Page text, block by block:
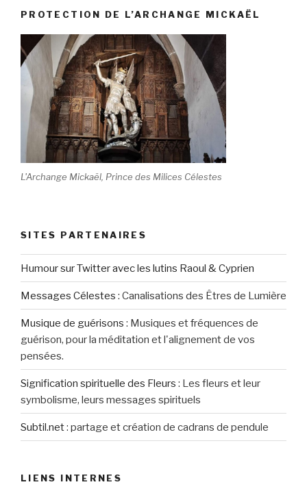
PROTECTION DE L’ARCHANGE MICKAËL
L'Archange Mickaël, Prince des Milices Célestes
SITES PARTENAIRES
Humour sur Twitter avec les lutins Raoul & Cyprien
Messages Célestes : Canalisations des Êtres de Lumière
Musique de guérisons : Musiques et fréquences de
guérison, pour la méditation et l'alignement de vos
pensées.
Signification spirituelle des Fleurs : Les fleurs et leur
symbolisme, leurs messages spirituels
Subtil.net: partage et création de cadrans de pendule
LIENS INTERNES